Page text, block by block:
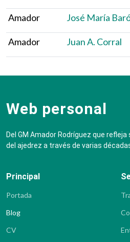
Amador José María
Amador Juan A. Corral
Web personal
Del GM Amador Rodríguez que
del ajedrez a través de varias
Principal
Portada
Blog
CV